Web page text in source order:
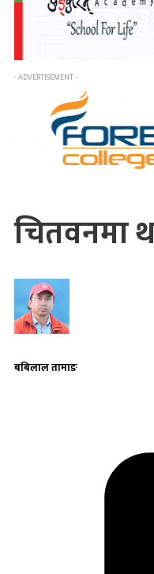
- ADVERTISEMENT -
चितवनमा
बबिलाल तामाङ